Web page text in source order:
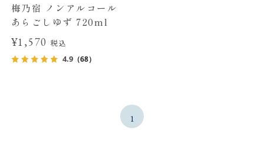
梅乃宿 ノンアルコール
あらごしゆず 720ml
¥1,570税込
4.9（68）
1